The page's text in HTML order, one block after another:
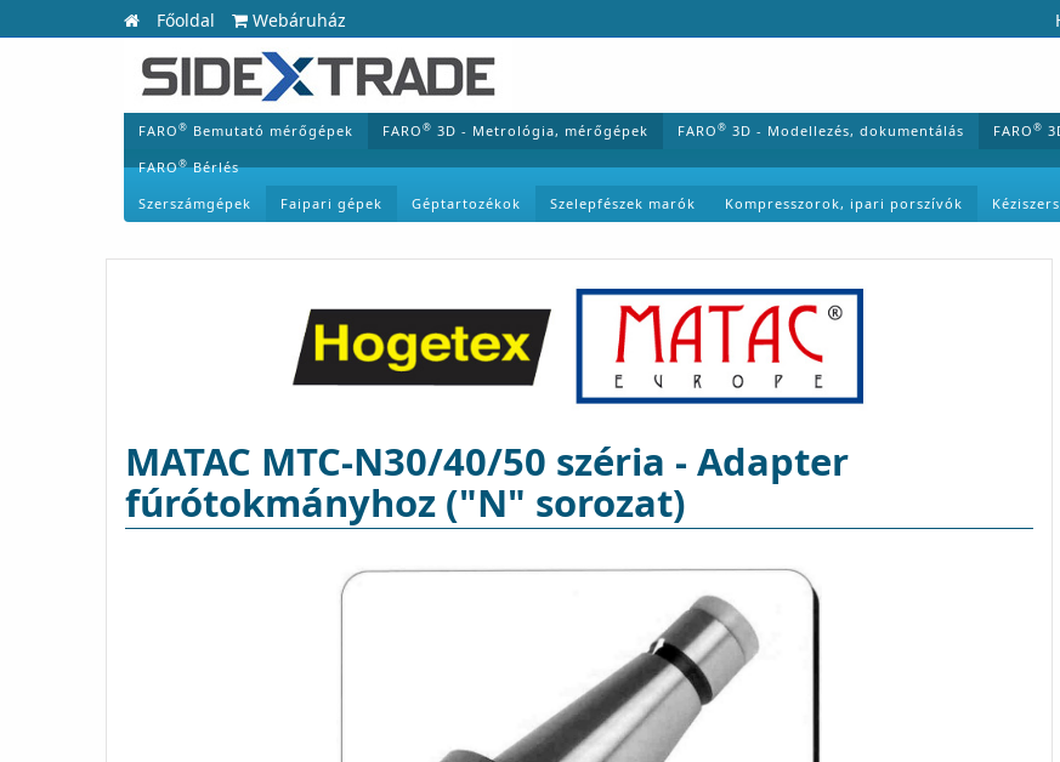
Főoldal Webáruház
FARO® Bemutató mérőgépek FARO® 3D - Metrológia, mérőgépek FARO® 3D - Modellezés, dokumentálás FARO®
FARO®Bérlés
Szerszámgépek
Faipari gépek Géptartozékok Szelepfészek marók Kompresszorok, ipari porszívók
MATAC MTC-N30/40/50 széria - Adapter
fúrótokmányhoz ("N" sorozat)